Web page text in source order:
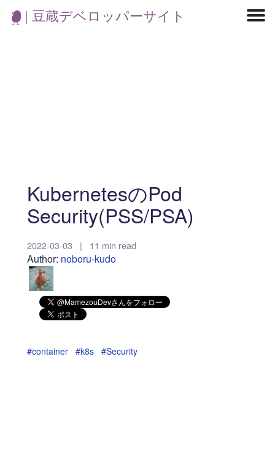
| 豆蔵デベロッパーサイト
KubernetesのPod
Security(PSS/PSA)
2022-03-03 | 11 min read
Author: noboru-kudo
#container #k8s #Security